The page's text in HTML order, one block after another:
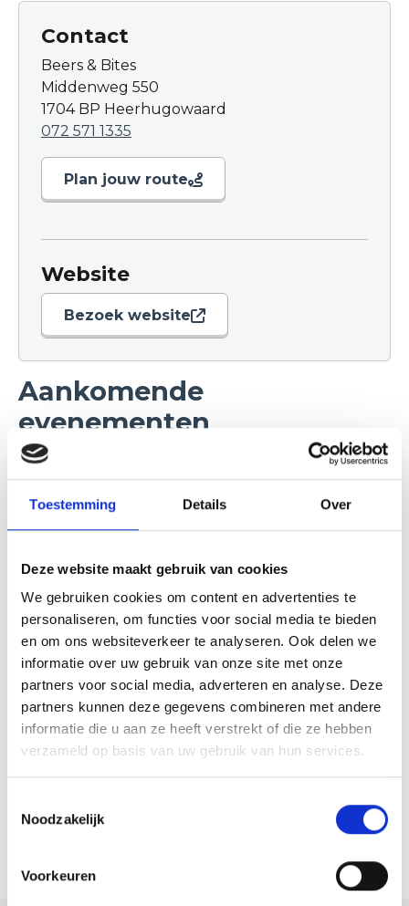
Toestemming Details Over
Deze website maakt gebruik van cookies
We gebruiken cookies om content en advertenties te
personaliseren, om functies voor social media te bieden
en om ons websiteverkeer te analyseren. Ook delen we
informatie over uw gebruik van onze site met onze
partners voor social media, adverteren en analyse. Deze
partners kunnen deze gegevens combineren met andere
informatie die u aan ze heeft verstrekt of die ze hebben
verzameld op basis van uw gebruik van hun services.
Noodzakelijk
Voorkeuren
Contact
Beers & Bites
Middenweg 550
1704 BP Heerhugowaard
072 571 1335
Plan jouw route
Website
Bezoek website
Aankomende
evenementen
Sinterklaas intocht
Heerhugowaard De
Noord
Ook dit jaar komt
Sinterklaas weer naar
Nederland. En natuurlijk
komt hij ook aan in
Kom jij ook gezellig langs?